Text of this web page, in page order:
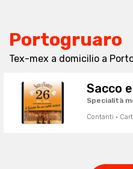
Portogruaro
Tex-mex a domicilio a
Sacco
Specialità
Contanti ·